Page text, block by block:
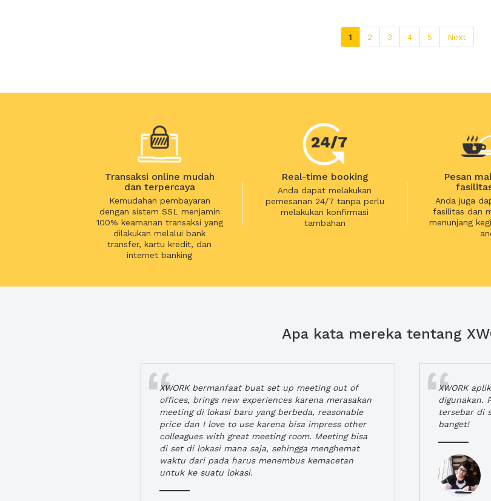
1 2 3 4 5 Next
Transaksi online mudah
dan terpercaya
Kemudahan pembayaran
dengan sistem SSL menjamin
100% keamanan transaksi yang
dilakukan melalui bank
transfer, kartu kredit, dan
internet banking
Real-time booking
Anda dapat melakukan
pemesanan 24/7 tanpa perlu
melakukan konfirmasi
tambahan
Pesan
Anda juga
fasilitas dan
menunjang
Apa kata mereka tentang
XWORK bermanfaat buat set up meeting out of
offices, brings new experiences karena merasakan
meeting di lokasi baru yang berbeda, reasonable
price dan I love to use karena bisa impress other
colleagues with great meeting room. Meeting bisa
di set di lokasi mana saja, sehingga menghemat
waktu dari pada harus menembus kemacetan
untuk ke suatu lokasi.
XWORK
digunakan.
tersebar di
banget!